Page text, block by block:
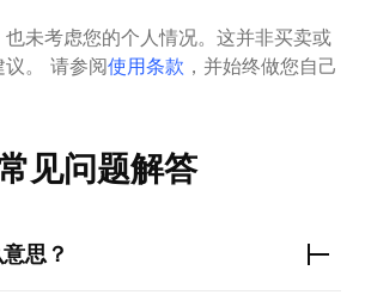
未考虑您的个人情况。这并非买卖或
。
请参阅使用条款 ，并始终做您自己
见问题解答
思？